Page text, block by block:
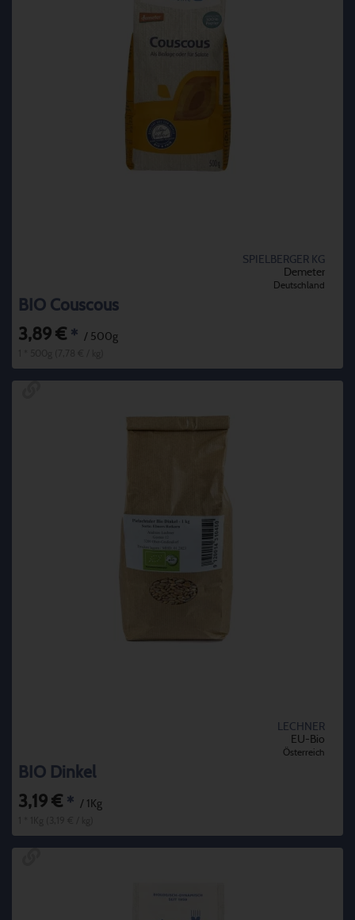
SPIELBERGER KG
Demeter
Deutschland
BIO Couscous
3,89 € * / 500g
LECHNER
EU-Bio
Österreich
BIO Dinkel
3,19 € * / 1Kg